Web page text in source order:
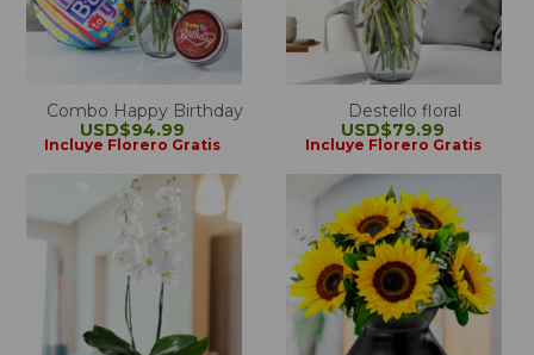
Combo Happy Birthday
USD$94.99
Incluye Florero Gratis
Destello floral
USD$79.99
Incluye Florero Gratis